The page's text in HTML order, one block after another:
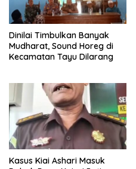
Dinilai Timbulkan Banyak
Mudharat, Sound Horeg di
Kecamatan Tayu Dilarang
Kasus Kiai Ashari Masuk